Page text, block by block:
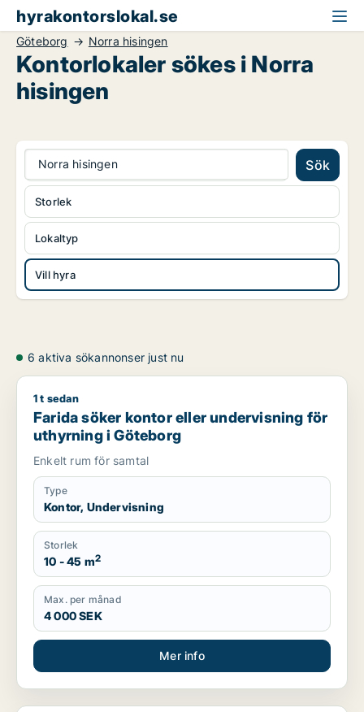
hyrakontorslokal.se
Göteborg Norra hisingen
Kontorlokaler sökes i Norra
hisingen
Norra hisingen Sök
Lokaltyp
Vill hyra
Storlek
6 aktiva sökannonser just nu
Farida söker kontor eller undervisning för uthyrning i
1 t sedan
Farida söker kontor eller undervisning för
uthyrning i Göteborg
Enkelt rum för samtal
Type
Kontor, Undervisning
Storlek
10 - 45 m2
Max. per månad
4 000 SEK
Mer info